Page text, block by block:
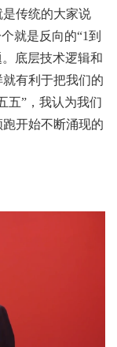
传统的大家说
就是反向的“1到
底层技术逻辑和
有利于把我们的
五”，我认为我们
开始不断涌现的